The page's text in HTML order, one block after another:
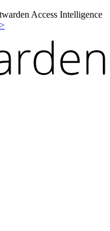
Access Intelligence